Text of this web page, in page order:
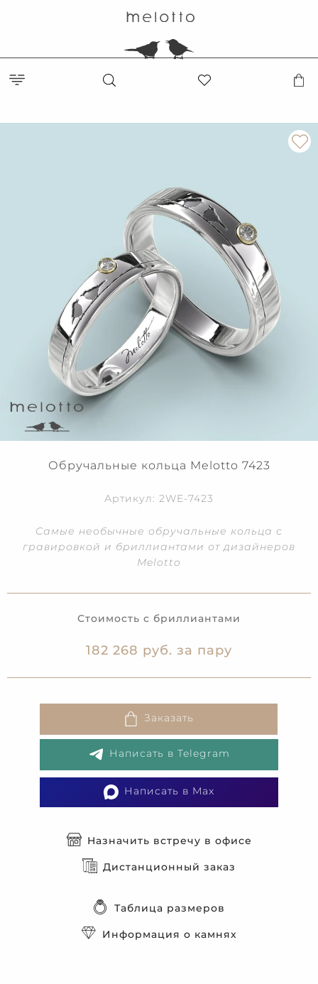
Обручальные кольца Melotto 7423
Артикул: 2WE-7423
Самые необычные обручальные кольца с
гравировкой и бриллиантами от дизайнеров
Melotto
Стоимость с бриллиантами
182 268 руб. за пару
Заказать
Написать в Telegram
Написать в Max
Назначить встречу в офисе
Дистанционный заказ
Таблица размеров
Информация о камнях